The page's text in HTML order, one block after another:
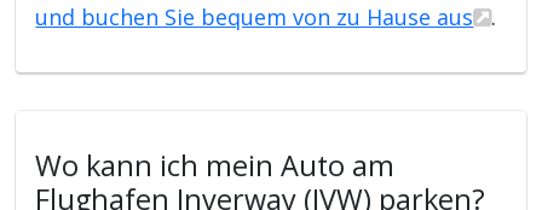
und buchen Sie bequem von zu Hause aus
.
Wo kann ich mein Auto am
Flughafen Inverway (IVW) parken?